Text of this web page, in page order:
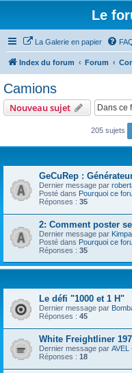
Le
La Galerie en papier
Index du forum Forum
Camions
Nouveau sujet
205 sujets
GeCuRep :
Dernier message par
Posté dans Pourquoi ce
Réponses : 35
2: Comment poster
Dernier message par
Posté dans Pourquoi ce
Réponses : 35
Le défi "1000 et 1 H"
Dernier message par
Réponses : 45
White Freightliner
Dernier message par AVEL
Réponses : 18